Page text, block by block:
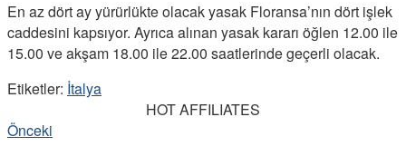
En az dört ay yürürlükte olacak yasak Floransa’nın dört işlek
caddesini kapsıyor. Ayrıca alınan yasak kararı öğlen 12.00 ile
15.00 ve akşam 18.00 ile 22.00 saatlerinde geçerli olacak.
Etiketler: İtalya
HOT AFFILIATES
Önceki